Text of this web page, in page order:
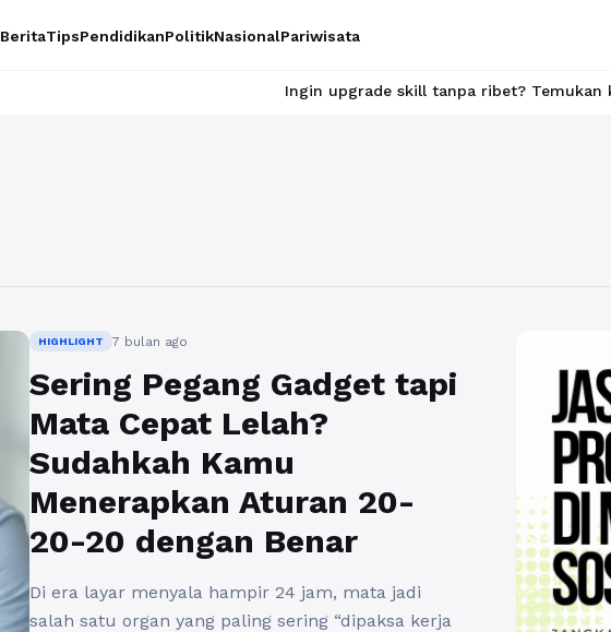
BeritaTipsPendidikanPolitikNasionalPariwisata
Ingin upgrade skill tanpa ribet? Temukan kelas
HIGHLIGHT 7 bulan ago
Sering Pegang Gadget tapi
Mata Cepat Lelah?
Sudahkah Kamu
Menerapkan Aturan 20-
20-20 dengan Benar
Di era layar menyala hampir 24 jam, mata jadi
salah satu organ yang paling sering “dipaksa kerja